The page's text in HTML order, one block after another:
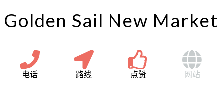
Golden Sail New Market
电话 路线 点赞 网站